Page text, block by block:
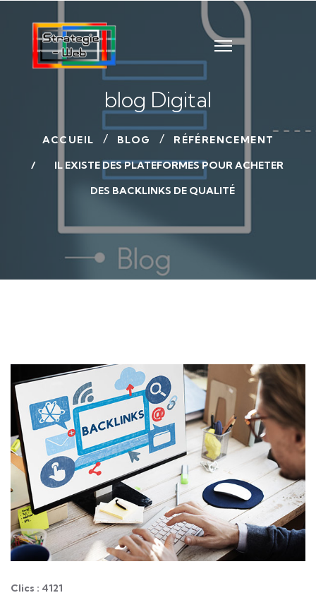
blog Digital
ACCUEIL BLOG
RÉFÉRENCEMENT
IL EXISTE DES PLATEFORMES POUR ACHETER
DES BACKLINKS DE QUALITÉ
Clics : 4121